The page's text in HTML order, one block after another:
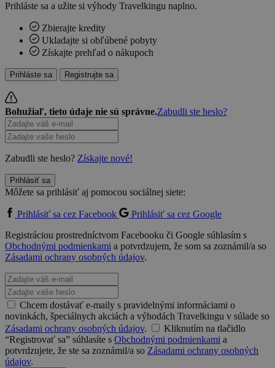
Prihláste sa a užite si výhody Travelkingu naplno.
Zbierajte kredity
Ukladajte si obľúbené pobyty
Získajte prehľad o nákupoch
Prihláste sa Registrujte sa
Bohužiaľ, tieto údaje nie sú správne.Zabudli ste heslo?
Zabudli ste heslo? Získajte nové!
Prihlásiť sa
Môžete sa prihlásiť aj pomocou sociálnej siete:
Prihlásiť sa cez Facebook
Prihlásiť sa cez Google
Registráciou prostredníctvom Facebooku či Google súhlasím s
Obchodnými podmienkami a potvrdzujem, že som sa zoznámil/a so
Zásadami ochrany osobných údajov.
Chcem dostávať e-maily s pravidelnými informáciami o
novinkách, špeciálnych akciách a výhodách Travelkingu v súlade so
Zásadami ochrany osobných údajov.
Kliknutím na tlačidlo
“Registrovať sa” súhlasíte s Obchodnými podmienkami a
potvrdzujete, že ste sa zoznámil/a so Zásadami ochrany osobných
údajov.